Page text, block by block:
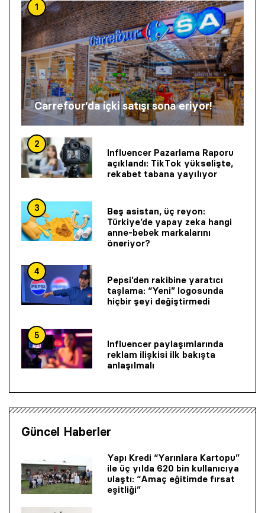
1
Carrefour’da içki satışı sona eriyor!
2
Influencer Pazarlama Raporu
açıklandı: TikTok yükselişte,
rekabet tabana yayılıyor
3
Beş asistan, üç reyon:
Türkiye’de yapay zeka hangi
anne-bebek markalarını
öneriyor?
4
Pepsi’den rakibine yaratıcı
taşlama: “Yeni” logosunda
hiçbir şeyi değiştirmedi
5
Influencer paylaşımlarında
reklam ilişkisi ilk bakışta
anlaşılmalı
Güncel Haberler
Yapı Kredi “Yarınlara Kartopu”
ile üç yılda 620 bin kullanıcıya
ulaştı: “Amaç eğitimde fırsat
eşitliği”